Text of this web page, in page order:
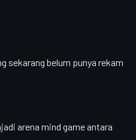
sekarang belum punya rekam
arena mind game antara